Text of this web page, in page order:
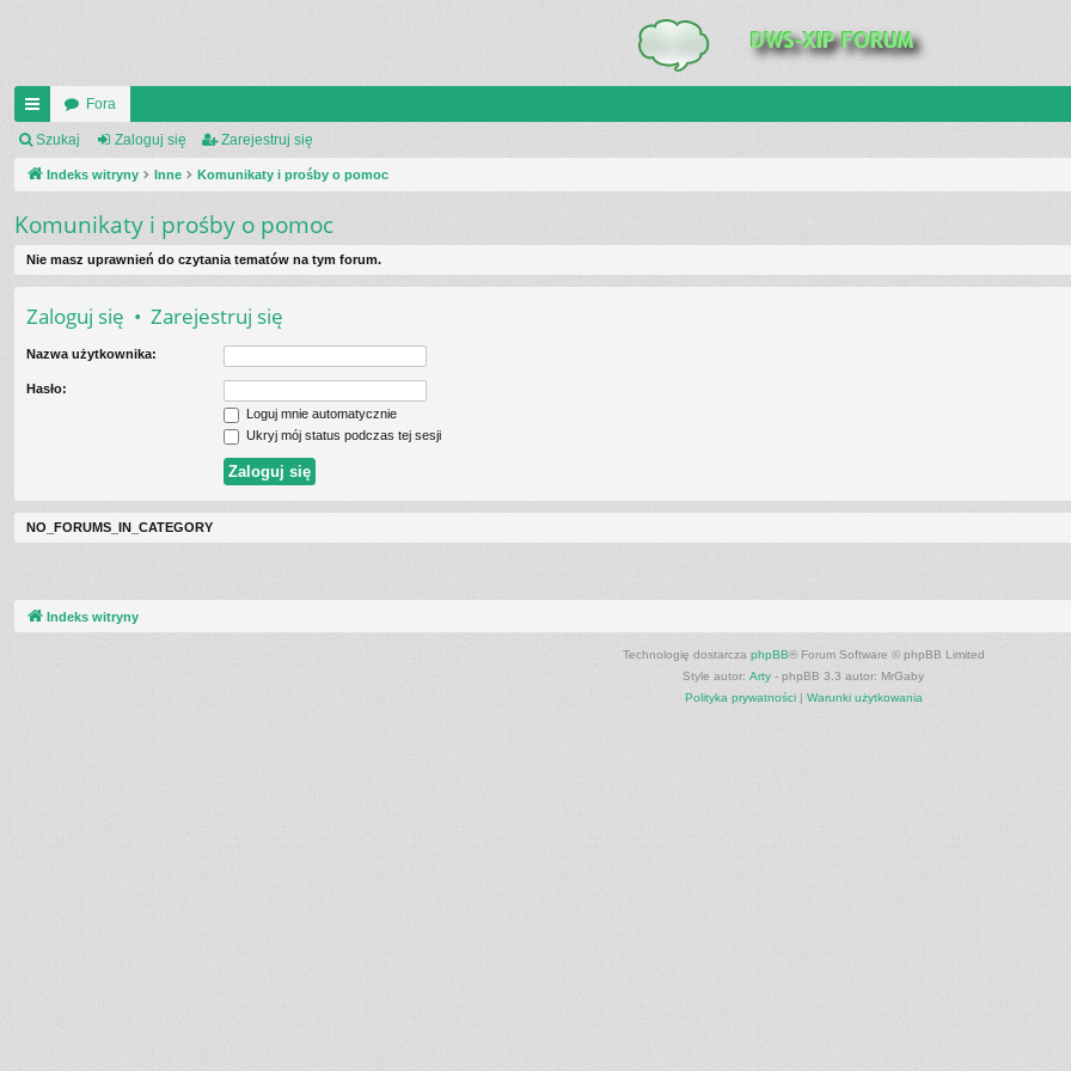
UI
C
_L
IN
K
S
Fora
Szukaj Zaloguj się Zarejestruj się
Indeks witryny Inne Komunikaty i prośby o pomoc
Komunikaty i prośby o pomoc
Nie masz uprawnień do czytania tematów na tym forum.
Zaloguj się • Zarejestruj się
Nazwa użytkownika:
Hasło:
Loguj mnie automatycznie
Ukryj mój status podczas tej sesji
NO_FORUMS_IN_CATEGORY
Indeks witryny
Technologię dostarcza phpBB® Forum Software © phpBB Limited
Style autor: Arty - phpBB 3.3 autor: MrGaby
Polityka prywatności| Warunki użytkowania